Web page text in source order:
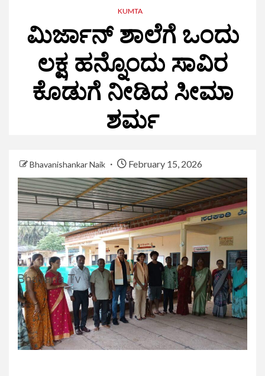
KUMTA
ಮಿರ್ಜಾನ್ ಶಾಲೆಗೆ ಒಂದು
ಲಕ್ಷ ಹನ್ನೊಂದು ಸಾವಿರ
ಕೊಡುಗೆ ನೀಡಿದ ಸೀಮಾ
ಶರ್ಮ
Bhavanishankar Naik February 15, 2026